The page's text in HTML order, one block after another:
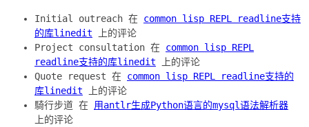
Initial outreach 在 common lisp REPL readline支持
的库linedit 上的评论
Project consultation 在 common lisp REPL
readline支持的库linedit 上的评论
Quote request 在 common lisp REPL readline支持的
库linedit 上的评论
騎行步道 在 用antlr生成Python语言的mysql语法解析器
上的评论